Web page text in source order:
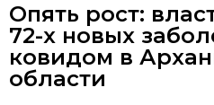
Опять рост:
72-х новых
ковидом в
области